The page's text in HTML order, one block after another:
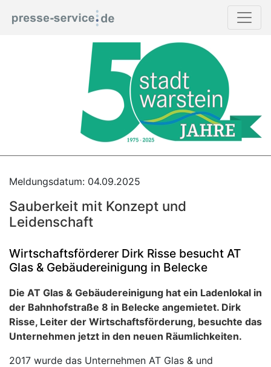
Meldungsdatum: 04.09.2025
Sauberkeit mit Konzept und
Leidenschaft
Wirtschaftsförderer Dirk Risse besucht AT
Glas & Gebäudereinigung in Belecke
Die AT Glas & Gebäudereinigung hat ein Ladenlokal in
der Bahnhofstraße 8 in Belecke angemietet. Dirk
Risse, Leiter der Wirtschaftsförderung, besuchte das
Unternehmen jetzt in den neuen Räumlichkeiten.
2017 wurde das Unternehmen AT Glas & und